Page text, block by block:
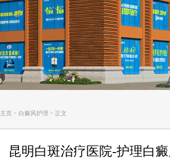
主页 > 白癜风护理 > 正文
昆明白斑治疗医院-护理白